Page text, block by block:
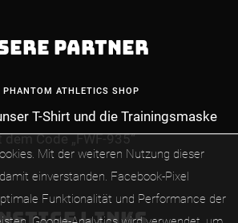
Mit der weiteren Nutzung dieser
einverstanden. Facebook-Pixel
Funktionalität und Performance der
PARTNER
PHANTOM ATHLETICS SHOP
T-Shirt und die Trainingsmaske
Code „FWF-935“
LINKS